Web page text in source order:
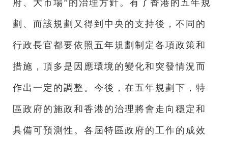
府、大市場”的治理方針。有了香港的五年規
劃、而該規劃又得到中央的支持後，不同的
行政長官都要依照五年規劃制定各項政策和
措施，頂多是因應環境的變化和突發情況而
作出一定的調整。今後，在五年規劃下，特
區政府的施政和香港的治理將會走向穩定和
具備可預測性。各屆特區政府的工作的成效